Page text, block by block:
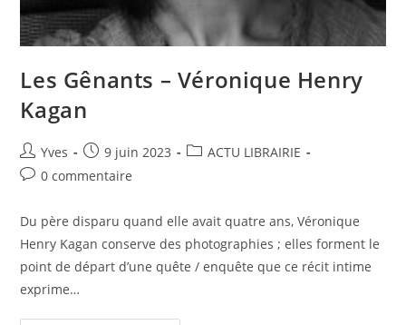
Les Gênants – Véronique Henry
Kagan
Yves 9 juin 2023
ACTU LIBRAIRIE
0 commentaire
Du père disparu quand elle avait quatre ans, Véronique
Henry Kagan conserve des photographies ; elles forment le
point de départ d’une quête / enquête que ce récit intime
exprime…